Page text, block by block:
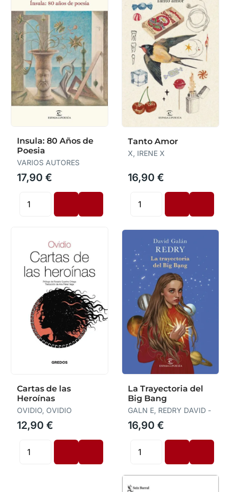
Insula: 80 Años de
Poesia
VARIOS AUTORES
17,90 €
Tanto Amor
X, IRENE X
16,90 €
Cartas de las
Heroínas
OVIDIO, OVIDIO
12,90 €
La Trayectoria del
Big Bang
GALN E, REDRY DAVID -
16,90 €